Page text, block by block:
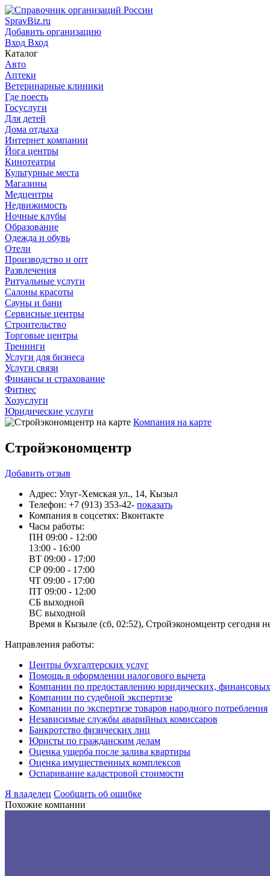
SpravBiz.ru
Добавить организацию
Вход Вход
Каталог
Авто
Аптеки
Ветеринарные клиники
Где поесть
Госуслуги
Для детей
Дома отдыха
Интернет компании
Йога центры
Кинотеатры
Культурные места
Магазины
Медцентры
Недвижимость
Ночные клубы
Образование
Одежда и обувь
Отели
Производство и опт
Развлечения
Ритуальные услуги
Салоны красоты
Сауны и бани
Сервисные центры
Строительство
Торговые центры
Тренинги
Услуги для бизнеса
Услуги связи
Финансы и страхование
Фитнес
Хозуслуги
Юридические услуги
Компания на карте
Стройэкономцентр
Добавить отзыв
Адрес: Улуг-Хемская ул., 14, Кызыл
Телефон: +7 (913) 353-42- показать
Компания в соцсетях: Вконтакте
Часы работы:
ПН 09:00 - 12:00
13:00 - 16:00
ВТ 09:00 - 17:00
СР 09:00 - 17:00
ЧТ 09:00 - 17:00
ПТ 09:00 - 12:00
СБ выходной
ВС выходной
Время в Кызыле (сб, 02:52), Стройэкономцентр сегодня не
Направления работы:
Центры бухгалтерских услуг
Помощь в оформлении налогового вычета
Компании по предоставлению юридических, финансовых
Компании по судебной экспертизе
Компании по экспертизе товаров народного потребления
Независимые службы аварийных комиссаров
Банкротство физических лиц
Юристы по гражданским делам
Оценка ущерба после залива квартиры
Оценка имущественных комплексов
Оспаривание кадастровой стоимости
Я владелец Сообщить об ошибке
Похожие компании